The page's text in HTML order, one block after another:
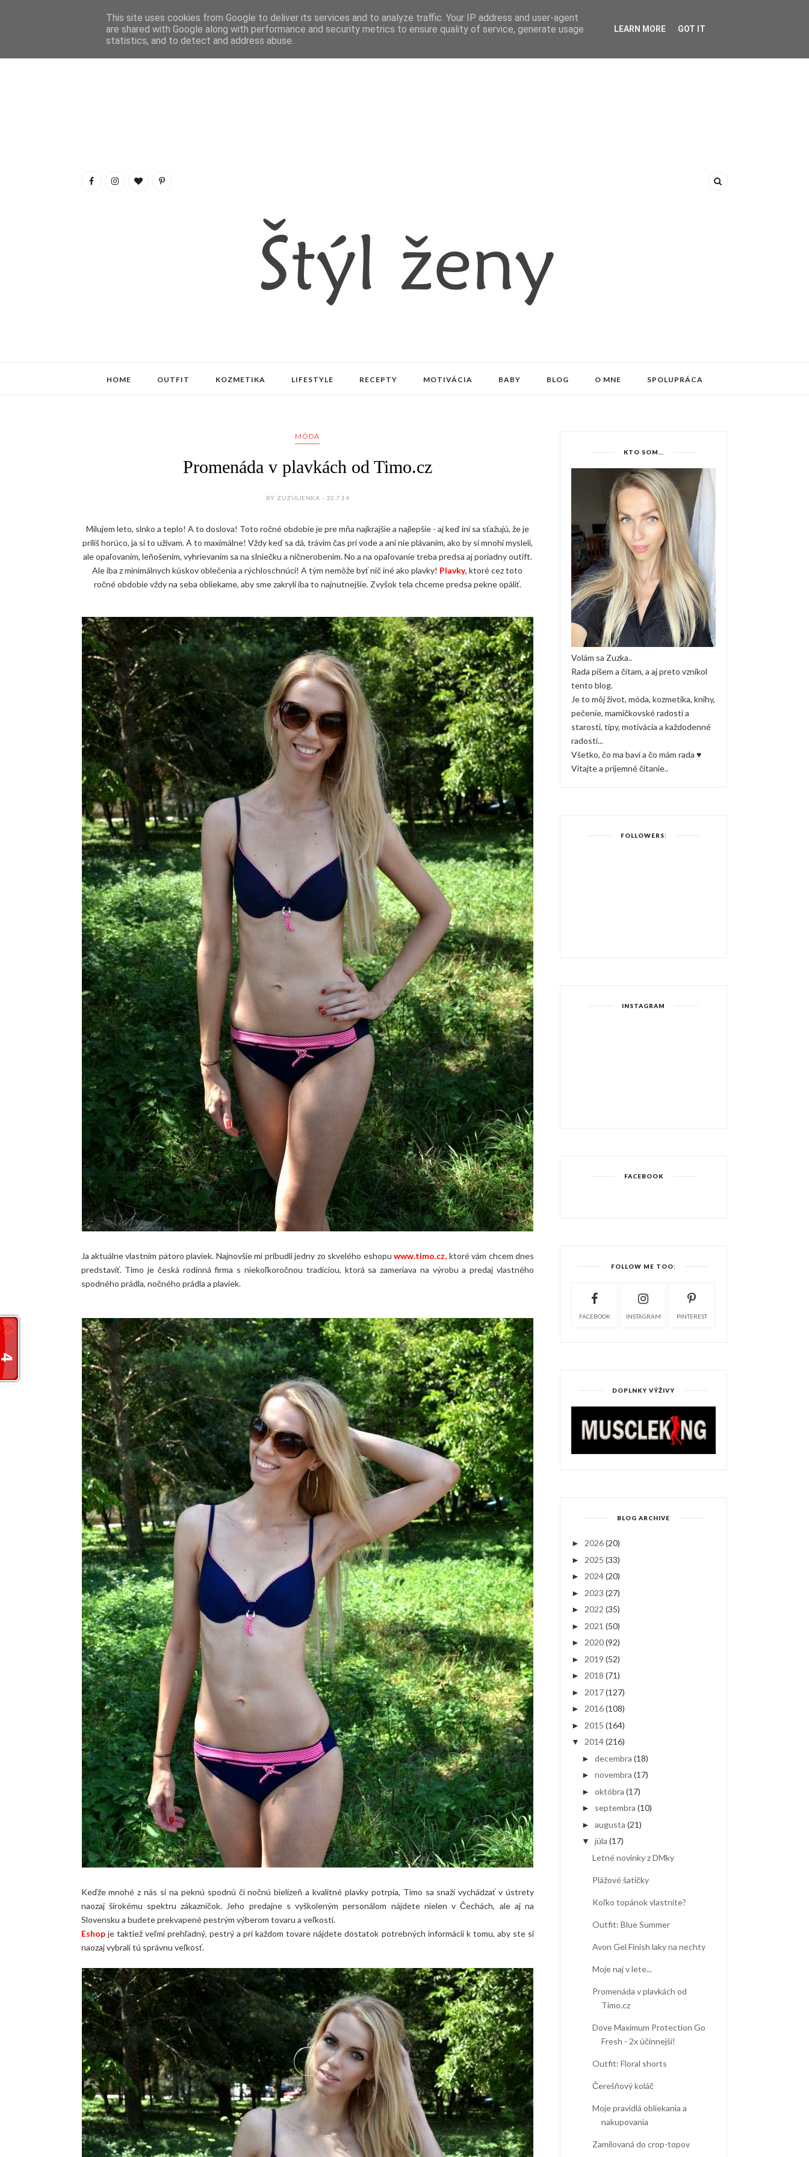
HOME OUTFIT KOZMETIKA LIFESTYLE RECEPTY MOTIVÁCIA BABY BLOG O MNE SPOLUPRÁCA
MÓDA
Promenáda v plavkách od Timo.cz
BY ZUZULIENKA - 22.7.14
Milujem leto, slnko a teplo! A to doslova! Toto ročné obdobie je pre mňa najkrajšie a najlepšie - aj keď iní sa sťažujú, že je
príliš horúco, ja si to užívam. A to maximálne! Vždy keď sa dá, trávim čas pri vode a ani nie plávaním, ako by si mnohí mysleli,
ale opaľovaním, leňošením, vyhrievaním sa na slniečku a ničnerobením. No a na opaľovanie treba predsa aj poriadny outift.
Ale iba z minimálnych kúskov oblečenia a rýchloschnúci! A tým nemôže byť nič iné ako plavky! Plavky, ktoré cez toto
ročné obdobie vždy na seba obliekame, aby sme zakryli iba to najnutnejšie. Zvyšok tela chceme predsa pekne opáliť.
Ja aktuálne vlastním pätoro plaviek. Najnovšie mi pribudli jedny zo skvelého eshopuwww.timo.cz, ktoré vám chcem dnes
predstaviť. Timo je česká rodinná firma s niekoľkoročnou tradíciou, ktorá sa zameriava na výrobu a predaj vlastného
spodného prádla, nočného prádla a plaviek.
Keďže mnohé z nás si na peknú spodnú či nočnú bielizeň a kvalitné plavky potrpia, Timo sa snaží vychádzať v ústrety
naozaj širokému spektru zákazníčok. Jeho predajne s vyškoleným personálom nájdete nielen v Čechách, ale aj na
Slovensku a budete prekvapené pestrým výberom tovaru a veľkostí.
Eshopje taktiež veľmi prehľadný, pestrý a pri každom tovare nájdete dostatok potrebných informácií k tomu, aby ste si
naozaj vybrali tú správnu veľkosť.
KTO SOM...
Volám sa Zuzka..
Rada píšem a čítam, a aj preto vznikol
tento blog.
Je to môj život, móda, kozmetika, knihy,
pečenie, mamičkovské radosti a
starosti, tipy, motivácia a každodenné
radosti...
Všetko, čo ma baví a čo mám rada ♥
Vitajte a príjemné čítanie..
FOLLOWERS:
INSTAGRAM
FACEBOOK
FOLLOW ME TOO:
FACEBOOK INSTAGRAM PINTEREST
DOPLNKY VÝŽIVY
BLOG ARCHIVE
► 2026(20)
► 2025 (33)
► 2024(20)
► 2023 (27)
► 2022 (35)
► 2021 (50)
► 2020(92)
► 2019 (52)
► 2018 (71)
► 2017(127)
► 2016(108)
► 2015 (164)
▼ 2014(216)
► decembra (18)
► novembra (17)
► októbra (17)
► septembra (10)
► augusta (21)
▼ júla (17)
Letné novinky z DMky
Plážové šatičky
Koľko topánok vlastníte?
Outfit: Blue Summer
Avon Gel Finish laky na nechty
Moje naj v lete...
Promenáda v plavkách od
Timo.cz
Dove Maximum Protection Go
Fresh - 2x účinnejší!
Outfit: Floral shorts
Čerešňový koláč
Moje pravidlá obliekania a
nakupovania
Zamilovaná do crop-topov
This site uses cookies from Google to deliver its services and to analyze traffic. Your IP address and user-agent
are shared with Google along with performance and security metrics to ensure quality of service, generate usage
statistics, and to detect and address abuse.
LEARN MORE GOT IT